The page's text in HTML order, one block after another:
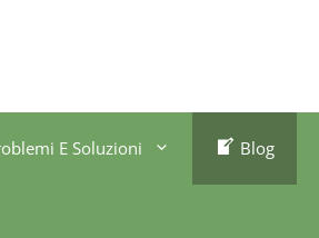
E Soluzioni Blog